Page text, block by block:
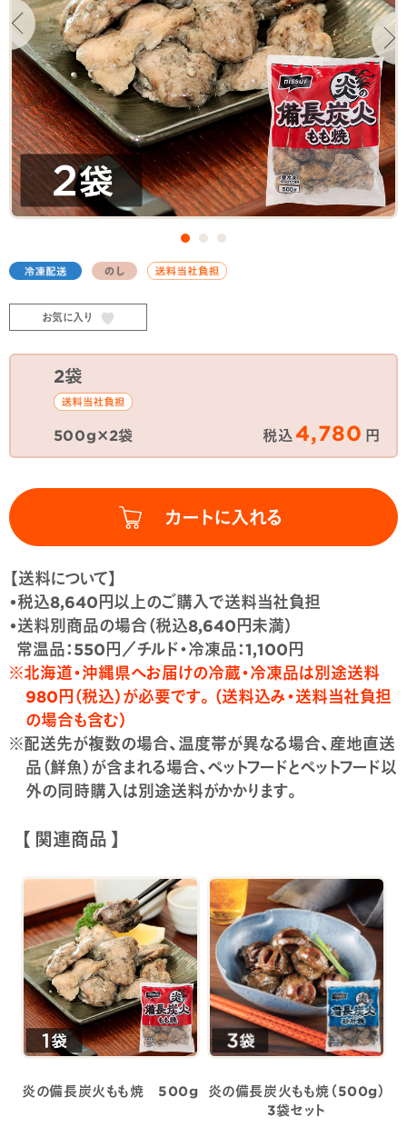
【送料について】
•税込8,640円以上のご購入で送料当社負担
•送料別商品の場合（税込8,640円未満）
常温品：550円／チルド・冷凍品：1,100円
※北海道・沖縄県へお届けの冷蔵・冷凍品は別途送料
980円（税込）が必要です。（送料込み・送料当社負担
の場合も含む）
※配送先が複数の場合、温度帯が異なる場合、産地直送
品（鮮魚）が含まれる場合、ペットフードとペットフード以
外の同時購入は別途送料がかかります。
2袋
500g×2袋 税込4,780 円
お気に入り
【 関連商品 】
炎の備長炭火もも焼 500g 炎の備長炭火もも焼（500g）
3袋セット